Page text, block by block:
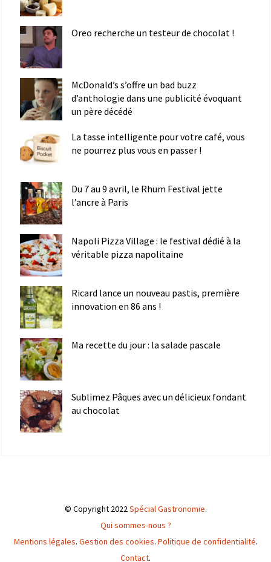
Oreo recherche un testeur de chocolat !
McDonald’s s’offre un bad buzz
d’anthologie dans une publicité évoquant
un père décédé
La tasse intelligente pour votre café, vous
ne pourrez plus vous en passer !
Du 7 au 9 avril, le Rhum Festival jette
l’ancre à Paris
Napoli Pizza Village : le festival dédié à la
véritable pizza napolitaine
Ricard lance un nouveau pastis, première
innovation en 86 ans !
Ma recette du jour : la salade pascale
Sublimez Pâques avec un délicieux fondant
au chocolat
© Copyright 2022 Spécial Gastronomie.
Qui sommes-nous ?
Mentions légales. Gestion des cookies. Politique de confidentialité.
Contact.